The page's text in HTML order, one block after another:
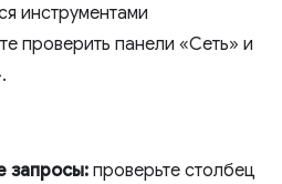
инструментами
проверить панели «Сеть» и
запросы: проверьте столбец